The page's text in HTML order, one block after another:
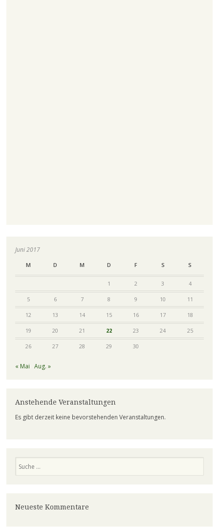
Juni 2017
M D M D F S S
1 2 3 4
5 6 7 8 9 10 11
12 13 14 15 16 17 18
19 20 21 22 23 24 25
26 27 28 29 30
« Mai Aug. »
Anstehende Veranstaltungen
Es gibt derzeit keine bevorstehenden Veranstaltungen.
Neueste Kommentare